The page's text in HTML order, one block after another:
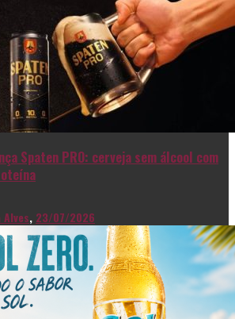
Spaten PRO: cerveja sem álcool com
Alves, 23/07/2026